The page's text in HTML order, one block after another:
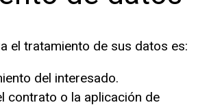
el tratamiento de sus datos es:
del interesado.
contrato o la aplicación de